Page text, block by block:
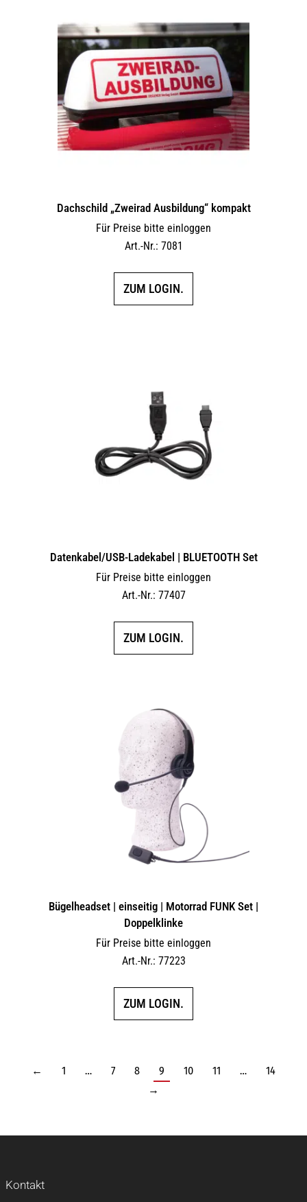
Dachschild „Zweirad Ausbildung“ kompakt
Für Preise bitte einloggen
Art.-Nr.: 7081
ZUM LOGIN.
Datenkabel/USB-Ladekabel | BLUETOOTH Set
Für Preise bitte einloggen
Art.-Nr.: 77407
ZUM LOGIN.
Bügelheadset | einseitig | Motorrad FUNK Set |
Doppelklinke
Für Preise bitte einloggen
Art.-Nr.: 77223
ZUM LOGIN.
← 1 … 7 8 9 10 11 …
14
→
Kontakt